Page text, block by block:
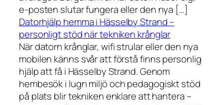
e-posten slutar fungera eller den nya […]
Datorhjälp hemma i Hässelby Strand –
personligt stöd när tekniken krånglar
När datorn krånglar, wifi strular eller den nya
mobilen känns svår att förstå finns personlig
hjälp att få i Hässelby Strand. Genom
hembesök i lugn miljö och pedagogiskt stöd
på plats blir tekniken enklare att hantera –